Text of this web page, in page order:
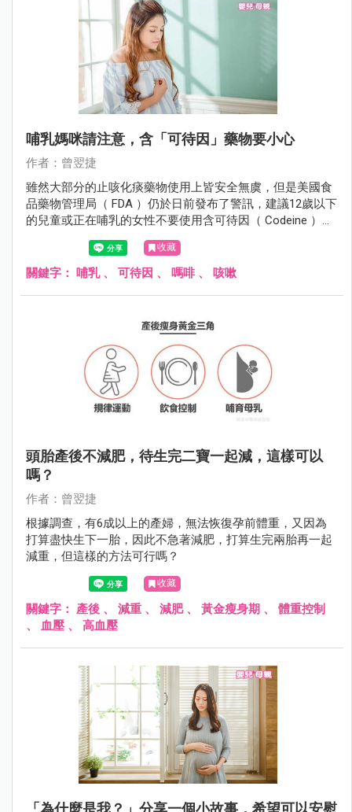
哺乳媽咪請注意，含「可待因」藥物要小心
作者：曾翌捷
雖然大部分的止咳化痰藥物使用上皆安全無虞，但是美國食
品藥物管理局（ FDA ）仍於日前發布了警訊，建議12歲以下
的兒童或正在哺乳的女性不要使用含可待因（ Codeine ）或
特拉嗎竇（ Tramadol ）的處方藥，以免造成兒童或嬰幼兒
呼吸抑制的風險。
收藏
關鍵字： 哺乳、 可待因 、 嗎啡、 咳嗽
頭胎產後不減肥，待生完二寶一起減，這樣可以
嗎？
作者：曾翌捷
根據調查，有6成以上的產婦，無法恢復孕前體重，又因為
打算盡快生下一胎，因此不急著減肥，打算生完兩胎再一起
減重，但這樣的方法可行嗎？
收藏
關鍵字： 產後 、 減重 、 減肥、 黃金瘦身期 、 體重控制
、 血壓 、 高血壓
「為什麼是我？」分享一個小故事，希望可以安慰